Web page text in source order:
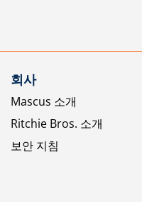
회사
Mascus 소개
Ritchie Bros. 소개
보안 지침